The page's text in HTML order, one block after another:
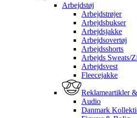
Arbejdstøj
Arbejdstrøjer
Arbejdsbukser
Arbejdsjakke
Arbejdsovertøj
Arbejdsshorts
Arbejds Sweats/
Arbejdsvest
Fleecejakke
Reklameartikler
Audio
Danmark